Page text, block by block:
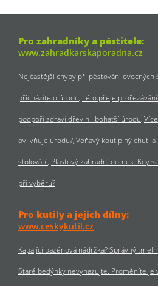
Pro zahradníky a pěstitele:
www.zahradkarskaporadna.cz
Nejčastější chyby při pěstování
přicházíte o úrodu Léto přeje
podpoří zdraví dřevin i bohatší úrodu
ovlivňuje úrodu? Voňavý kout plný chuti
stolování Plastový zahradní domek: Kdy
při výběru?
Pro kutily a jejich dílny:
www.ceskykutil.cz
Kapající bazénová nádržka? Správný
Staré bedýnky nevyhazujte. Proměníte je